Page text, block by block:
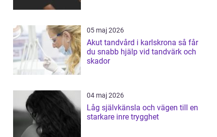
05 maj 2026
Akut tandvård i karlskrona så får
du snabb hjälp vid tandvärk och
skador
04 maj 2026
Låg självkänsla och vägen till en
starkare inre trygghet